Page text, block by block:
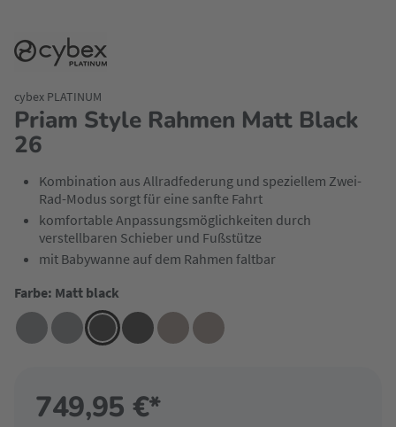
Priam Style Rahmen Matt Black
26
cybex PLATINUM
Kombination aus Allradfederung und speziellem Zwei-
Rad-Modus sorgt für eine sanfte Fahrt
komfortable Anpassungsmöglichkeiten durch
verstellbaren Schieber und Fußstütze
mit Babywanne auf dem Rahmen faltbar
Farbe: Matt black
749,95 €*